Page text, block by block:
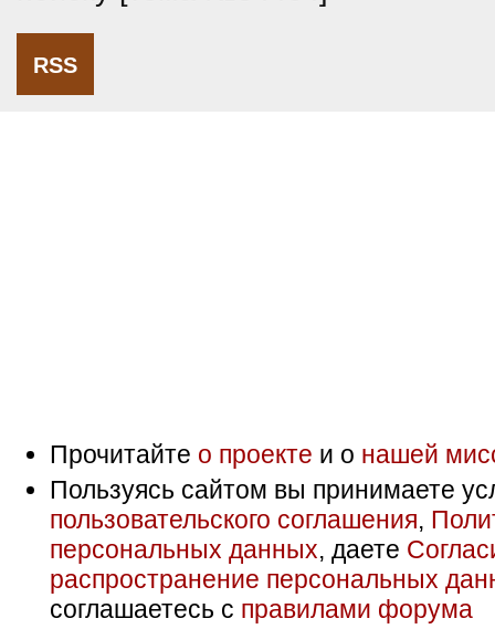
RSS
Прочитайте о проекте и о нашей
Пользуясь сайтом вы принимаете
пользовательского соглашения,
персональных данных, даете
распространение персональных
соглашаетесь с правилами форума